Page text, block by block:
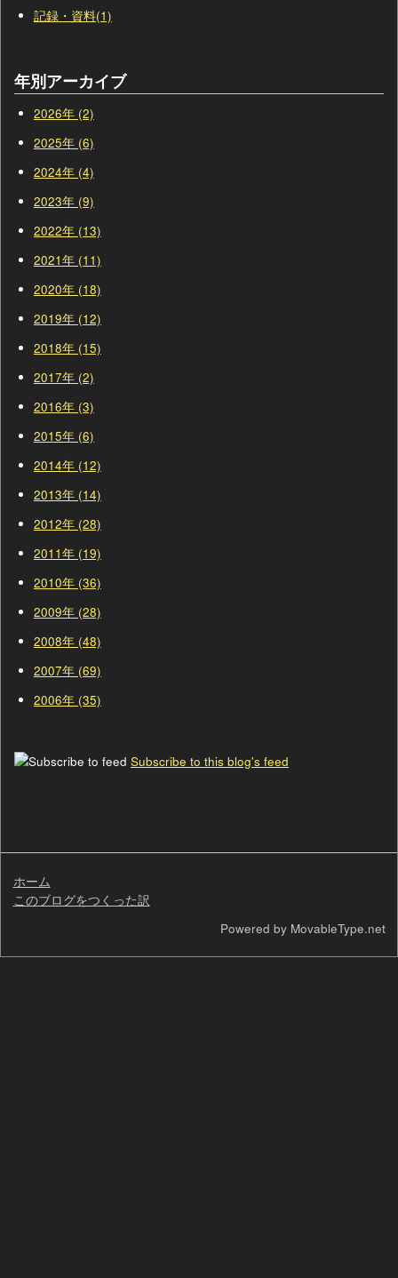
記録・資料(1)
年別アーカイブ
2026年 (2)
2025年 (6)
2024年 (4)
2023年 (9)
2022年 (13)
2021年 (11)
2020年 (18)
2019年 (12)
2018年 (15)
2017年 (2)
2016年 (3)
2015年 (6)
2014年 (12)
2013年 (14)
2012年 (28)
2011年 (19)
2010年 (36)
2009年 (28)
2008年 (48)
2007年 (69)
2006年 (35)
Subscribe to this blog's feed
ホーム
このブログをつくった訳
自
Powered by MovableType.net